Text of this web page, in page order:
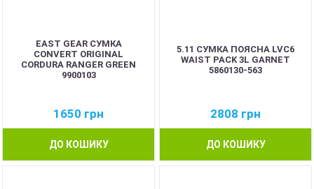
EAST GEAR СУМКА
CONVERT ORIGINAL
CORDURA RANGER GREEN
9900103
1650 грн
ДО КОШИКУ
5.11 СУМКА ПОЯСНА LVC6
WAIST PACK 3L GARNET
5860130-563
2808 грн
ДО КОШИКУ